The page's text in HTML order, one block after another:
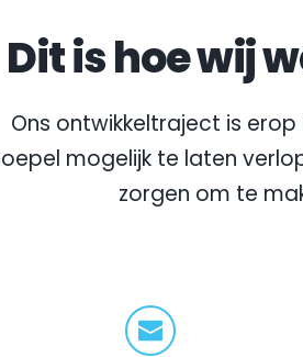
Dit is hoe wij
Ons ontwikkeltraject is
mogelijk te laten
zorgen om te